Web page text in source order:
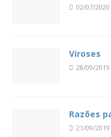
02/07/2020
Viroses
28/09/2019
Razões
21/09/2019